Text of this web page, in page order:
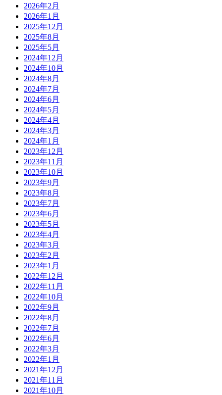
2026年2月
2026年1月
2025年12月
2025年8月
2025年5月
2024年12月
2024年10月
2024年8月
2024年7月
2024年6月
2024年5月
2024年4月
2024年3月
2024年1月
2023年12月
2023年11月
2023年10月
2023年9月
2023年8月
2023年7月
2023年6月
2023年5月
2023年4月
2023年3月
2023年2月
2023年1月
2022年12月
2022年11月
2022年10月
2022年9月
2022年8月
2022年7月
2022年6月
2022年3月
2022年1月
2021年12月
2021年11月
2021年10月